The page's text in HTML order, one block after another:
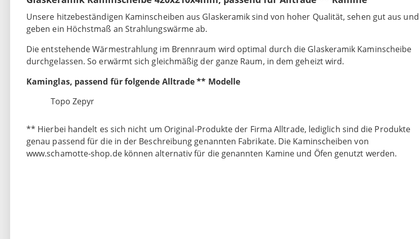
Unsere hitzebeständigen Kaminscheiben aus Glaskeramik sind von hoher Qualität, sehen gut aus und
geben ein Höchstmaß an Strahlungswärme ab.
Die entstehende Wärmestrahlung im Brennraum wird optimal durch die Glaskeramik Kaminscheibe
durchgelassen. So erwärmt sich gleichmäßig der ganze Raum, in dem geheizt wird.
Kaminglas, passend für folgende Alltrade ** Modelle
Topo Zepyr
** Hierbei handelt es sich nicht um Original-Produkte der Firma Alltrade, lediglich sind die Produkte
genau passend für die in der Beschreibung genannten Fabrikate. Die Kaminscheiben von
www.schamotte-shop.de können alternativ für die genannten Kamine und Öfen genutzt werden.